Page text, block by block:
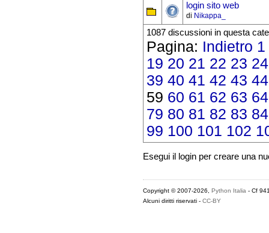
login sito web
di Nikappa_
1087 discussioni in questa
Pagina: Indietro 1
19 20 21 22 23 24
39 40 41 42 43 44
59 60 61 62 63 64
79 80 81 82 83 84
99 100 101 102
Esegui il login per creare una
Copyright © 2007-2026, Python Italia - Cf
Alcuni diritti riservati - CC-BY